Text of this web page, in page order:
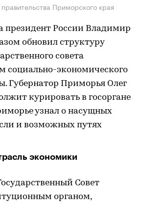
Приморского края
президент России Владимир
обновил структуру
совета
социально-экономического
Губернатор Приморья Олег
курировать в госоргане
узнал о насущных
и возможных путях
экономики
Совет
органом,